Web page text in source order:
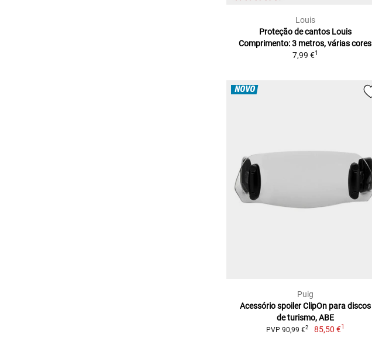
Louis
Proteção de cantos Louis
Comprimento: 3 metros, várias cores
7,99 €1
NOVO
Puig
Acessório spoiler ClipOn para discos
de turismo, ABE
PVP 90,99 €2 85,50 €1